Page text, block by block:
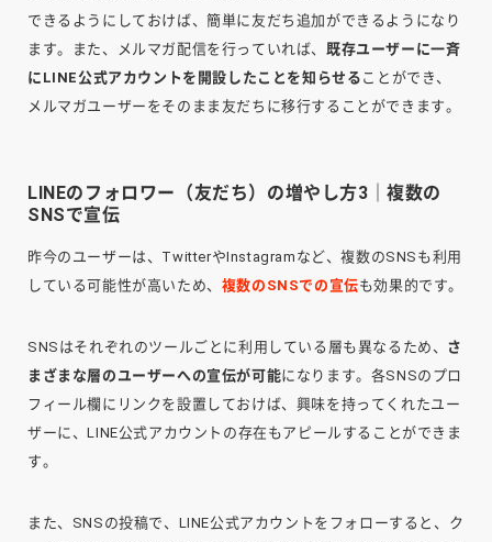
できるようにしておけば、簡単に友だち追加ができるようになり
ます。また、メルマガ配信を行っていれば、 既存ユーザーに一斉
にLINE公式アカウントを開設したことを知らせる ことができ、
メルマガユーザーをそのまま友だちに移行することができます。
LINEのフォロワー（友だち）の増やし方3｜複数の
SNSで宣伝
昨今のユーザーは、TwitterやInstagramなど、複数のSNSも利用
している可能性が高いため、 複数のSNSでの宣伝も効果的です。
SNSはそれぞれのツールごとに利用している層も異なるため、 さ
まざまな層のユーザーへの宣伝が可能になります。各SNSのプロ
フィール欄にリンクを設置しておけば、興味を持ってくれたユー
ザーに、LINE公式アカウントの存在もアピールすることができま
す。
また、SNSの投稿で、LINE公式アカウントをフォローすると、ク